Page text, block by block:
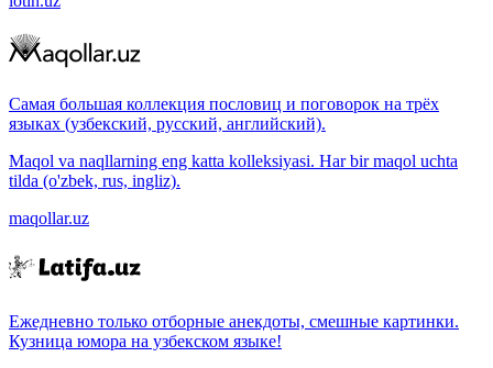
Самая большая коллекция пословиц и поговорок на трёх
языках (узбекский, русский, английский).
Maqol va naqllarning eng katta kolleksiyasi. Har bir maqol uchta
tilda (o'zbek, rus, ingliz).
maqollar.uz
Ежедневно только отборные анекдоты, смешные картинки.
Кузница юмора на узбекском языке!